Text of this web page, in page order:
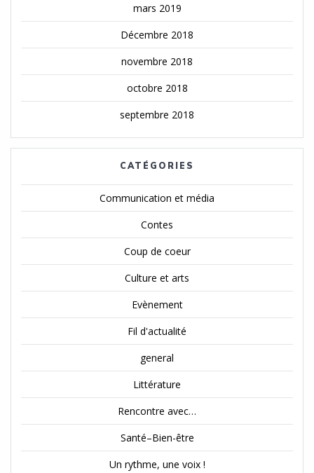
mars 2019
Décembre 2018
novembre 2018
octobre 2018
septembre 2018
CATÉGORIES
Communication et média
Contes
Coup de coeur
Culture et arts
Evènement
Fil d'actualité
general
Littérature
Rencontre avec…
Santé–Bien-être
Un rythme, une voix !